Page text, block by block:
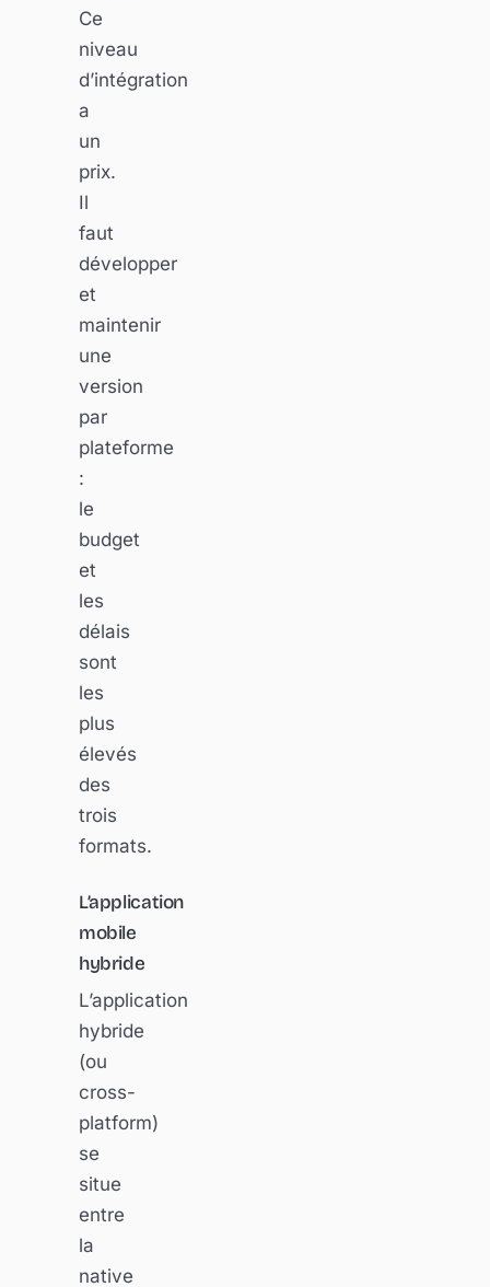
Ce
niveau
d’intégration
a
un
prix.
Il
faut
développer
et
maintenir
une
version
par
plateforme
:
le
budget
et
les
délais
sont
les
plus
élevés
des
trois
formats.
L’application
mobile
hybride
L’application
hybride
(ou
cross-
platform)
se
situe
entre
la
native